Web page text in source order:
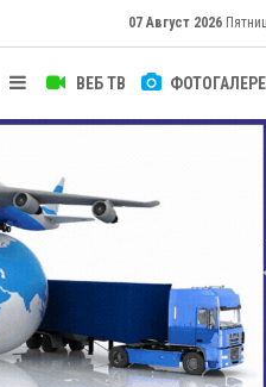
07 Август 2026
ВЕБ ТВ